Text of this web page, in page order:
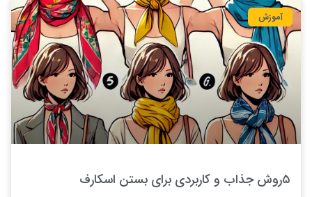
آموزش
۵روش جذاب و کاربردی برای بستن اسکارف